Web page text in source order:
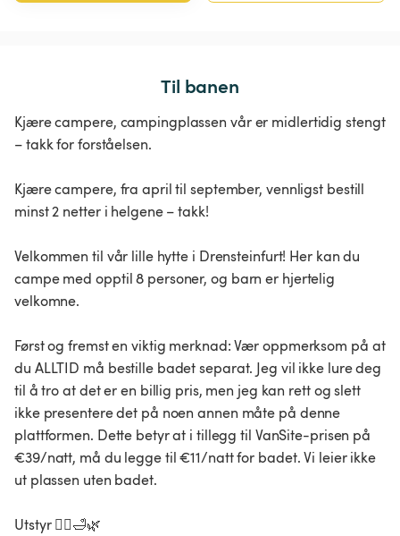
Til banen
Kjære campere, campingplassen vår er midlertidig stengt
– takk for forståelsen.
Kjære campere, fra april til september, vennligst bestill
minst 2 netter i helgene – takk!
Velkommen til vår lille hytte i Drensteinfurt! Her kan du
campe med opptil 8 personer, og barn er hjertelig
velkomne.
Først og fremst en viktig merknad: Vær oppmerksom på at
du ALLTID må bestille badet separat. Jeg vil ikke lure deg
til å tro at det er en billig pris, men jeg kan rett og slett
ikke presentere det på noen annen måte på denne
plattformen. Dette betyr at i tillegg til VanSite-prisen på
€39/natt, må du legge til €11/natt for badet. Vi leier ikke
ut plassen uten badet.
Utstyr 🧖‍♀️🛁🌿